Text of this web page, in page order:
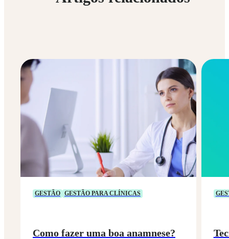
GESTÃO GESTÃO PARA CLÍNICAS
Como fazer uma boa anamnese?